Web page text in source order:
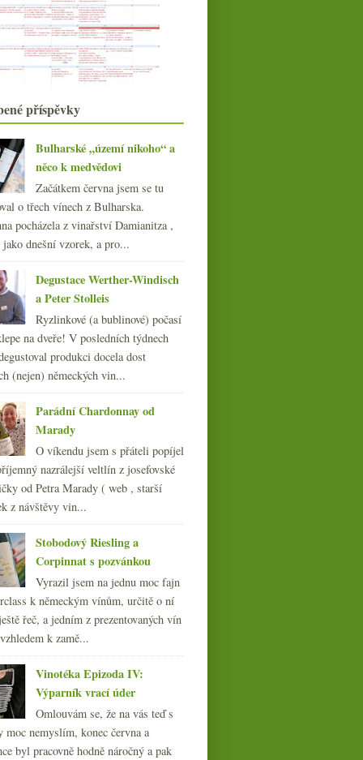
WSET v ČR,
Svatomartinské, pokuta za
pančování…
Oblíbené celerové pyré a flaška
bublin
Mladí vinaři a vinařky – hromadný
sběr dat
Pozvánky a něco málo z koštu v
Nebezpečné bubliny
Kvasinka přírodní, geneticky
modifikovaná a syntet...
července(23)
června(21)
května(20)
dubna(21)
března(21)
února(20)
ledna (22)
(249)
(254)
(252)
(249)
(249)
(270)
(108)
příspěvky
Bulharské „území nikoho“ a
něco k medvědovi
Začátkem června jsem se tu
o třech vínech z Bulharska.
pocházela z vinařství Damianitza ,
jako dnešní vzorek, a pro...
Degustace Werther-Windisch
a Peter Stolleis
Ryzlinkové (a bublinové) počasí
na dveře! V posledních týdnech
produkci docela dost
(nejen) německých vin...
Parádní Chardonnay od
Marady
O víkendu jsem s přáteli popíjel
nazrálejší veltlín z josefovské
od Petra Marady ( web , starší
z návštěvy vin...
Stobodový Riesling a
Corpinnat s pozvánkou
Vyrazil jsem na jednu moc fajn
k německým vínům, určitě o ní
řeč, a jedním z prezentovaných vín
k zamě...
Vinotéka Epizoda IV:
Výparník vrací úder
Omlouvám se, že na vás teď s
moc nemyslím, konec června a
byl pracovně hodně náročný a pak